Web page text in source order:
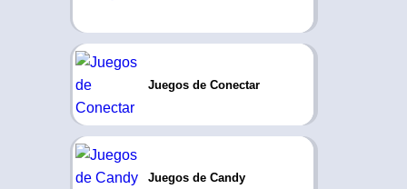
Juegos de Conectar
Juegos de Candy